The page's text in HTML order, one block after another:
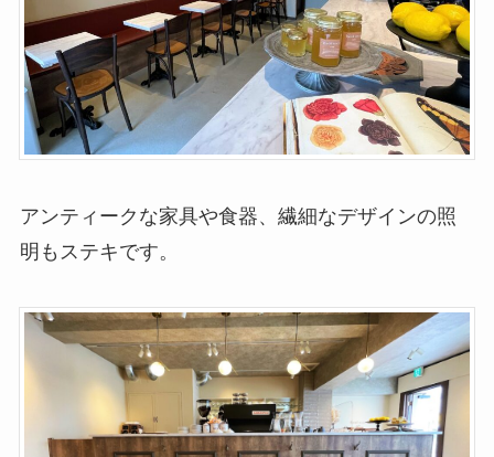
アンティークな家具や食器、繊細なデザインの照
明もステキです。